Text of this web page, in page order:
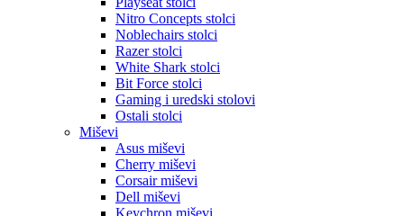
Nitro Concepts stolci
Noblechairs stolci
Razer stolci
White Shark stolci
Bit Force stolci
Gaming i uredski stolovi
Ostali stolci
Miševi
Asus miševi
Cherry miševi
Corsair miševi
Dell miševi
Keychron miševi